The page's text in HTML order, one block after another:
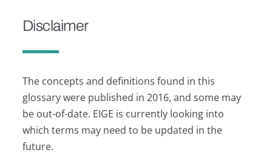
Disclaimer
The concepts and definitions found in this
glossary were published in 2016, and some may
be out-of-date. EIGE is currently looking into
which terms may need to be updated in the
future.